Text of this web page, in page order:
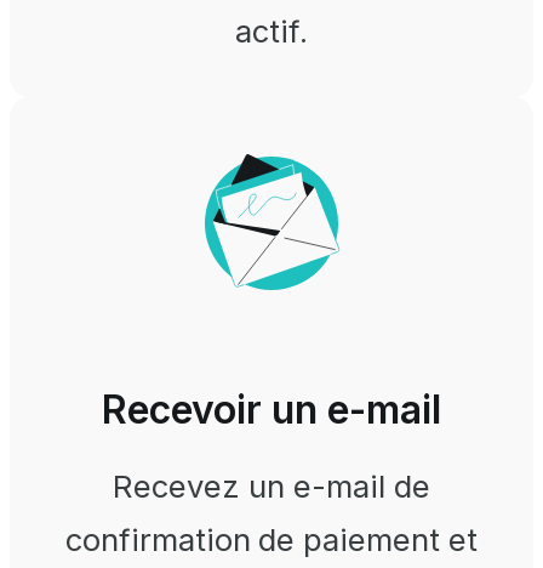
actif.
Recevoir un e-mail
Recevez un e-mail de
confirmation de paiement et